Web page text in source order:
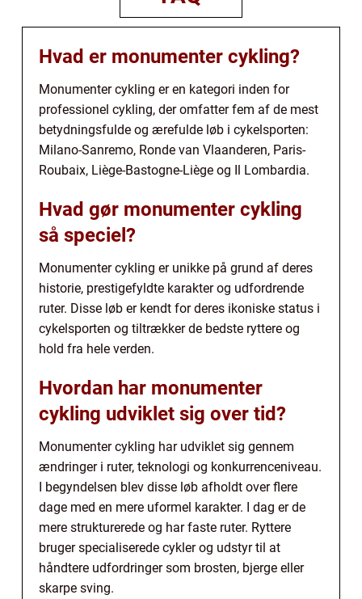
Hvad er monumenter cykling?
Monumenter cykling er en kategori inden for
professionel cykling, der omfatter fem af de mest
betydningsfulde og ærefulde løb i cykelsporten:
Milano-Sanremo, Ronde van Vlaanderen, Paris-
Roubaix, Liège-Bastogne-Liège og Il Lombardia.
Hvad gør monumenter cykling
så speciel?
Monumenter cykling er unikke på grund af deres
historie, prestigefyldte karakter og udfordrende
ruter. Disse løb er kendt for deres ikoniske status i
cykelsporten og tiltrækker de bedste ryttere og
hold fra hele verden.
Hvordan har monumenter
cykling udviklet sig over tid?
Monumenter cykling har udviklet sig gennem
ændringer i ruter, teknologi og konkurrenceniveau.
I begyndelsen blev disse løb afholdt over flere
dage med en mere uformel karakter. I dag er de
mere strukturerede og har faste ruter. Ryttere
bruger specialiserede cykler og udstyr til at
håndtere udfordringer som brosten, bjerge eller
skarpe sving.